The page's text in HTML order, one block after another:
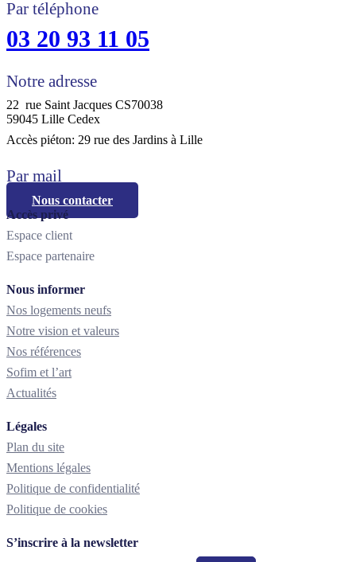
Par téléphone
03 20 93 11 05
Notre adresse
22 rue Saint Jacques CS70038
59045 Lille Cedex
Accès piéton: 29 rue des Jardins à Lille
Par mail
Nous contacter
Accès privé
Espace client
Espace partenaire
Nous informer
Nos logements neufs
Notre vision et valeurs
Nos références
Sofim et l’art
Actualités
Légales
Plan du site
Mentions légales
Politique de confidentialité
Politique de cookies
S’inscrire à la newsletter